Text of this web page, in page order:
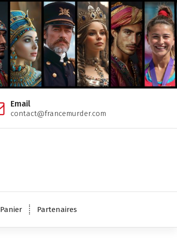
Email
contact@francemurder.com
Panier Partenaires